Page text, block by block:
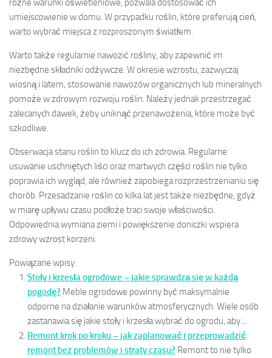
umiejscowienie w domu. W przypadku roślin, które preferują cień,
warto wybrać miejsca z rozproszonym światłem.
Warto także regularnie nawozić rośliny, aby zapewnić im
niezbędne składniki odżywcze. W okresie wzrostu, zazwyczaj
wiosną i latem, stosowanie nawozów organicznych lub mineralnych
pomoże w zdrowym rozwoju roślin. Należy jednak przestrzegać
zalecanych dawek, żeby uniknąć przenawożenia, które może być
szkodliwe.
Obserwacja stanu roślin to klucz do ich zdrowia. Regularne
usuwanie uschniętych liści oraz martwych części roślin nie tylko
poprawia ich wygląd, ale również zapobiega rozprzestrzenianiu się
chorób. Przesadzanie roślin co kilka lat jest także niezbędne, gdyż
w miarę upływu czasu podłoże traci swoje właściwości.
Odpowiednia wymiana ziemi i powiększenie doniczki wspiera
zdrowy wzrost korzeni.
Powiązane wpisy:
Stoły i krzesła ogrodowe – jakie sprawdzą się w każdą
pogodę? Meble ogrodowe powinny być maksymalnie
odporne na działanie warunków atmosferycznych. Wiele osób
zastanawia się jakie stoły i krzesła wybrać do ogrodu, aby...
Remont krok po kroku – jak zaplanować i przeprowadzić
remont bez problemów i straty czasu? Remont to nie tylko